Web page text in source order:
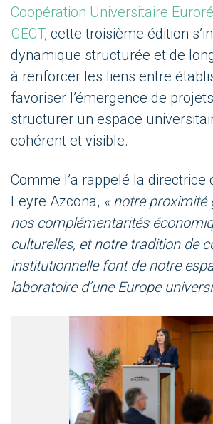
Coopération Universitaire
GECT, cette troisième édition
dynamique structurée et de
à renforcer les liens entre
favoriser l’émergence de
structurer un espace
cohérent et visible.
Comme l’a rappelé la directrice
Leyre Azcona, « notre proximité
nos complémentarités
culturelles, et notre tradition de
institutionnelle font de notre
laboratoire d’une Europe